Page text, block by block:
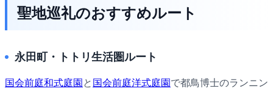
聖地巡礼のおすすめルート
永田町・トトリ生活圏ルート
国会前庭和式庭園 と 国会前庭洋式庭園 で都鳥博士のランニン